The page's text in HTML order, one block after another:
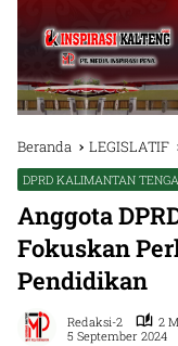
Beranda LEGISLATIF
DPRD KALIMANTAN
Anggota
Fokuskan
Pendidikan
Redaksi-2
2
5 September 2024